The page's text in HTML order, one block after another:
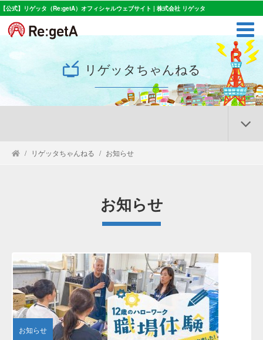
【公式】リゲッタ（Re:getA）オフィシャルウェブサイト | 株式会社 リゲッタ
リゲッタちゃんねる
リゲッタちゃんねる お知らせ
お知らせ
お知らせ